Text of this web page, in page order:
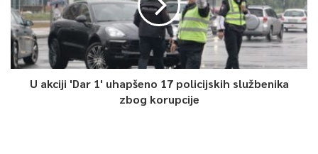
U akciji 'Dar 1' uhapšeno 17 policijskih službenika
zbog korupcije